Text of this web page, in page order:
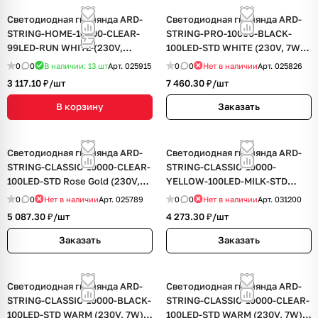
Светодиодная гирлянда ARD-
STRING-HOME-10000-CLEAR-
99LED-RUN WHITE (230V,
10.5W) (Ardecoled, IP20, 1 год)
0 0 В наличии: 13 штАрт. 025915
3 117.10 ₽/шт
В корзину
Светодиодная гирлянда ARD-
STRING-PRO-10000-BLACK-
100LED-STD WHITE (230V, 7W)
(Ardecoled, IP65, 2 года)
0 0 Нет в наличииАрт. 025826
7 460.30 ₽/шт
Заказать
Светодиодная гирлянда ARD-
STRING-CLASSIC-10000-CLEAR-
100LED-STD Rose Gold (230V,
7W) (Ardecoled, IP65)
0 0 Нет в наличииАрт. 025789
5 087.30 ₽/шт
Заказать
Светодиодная гирлянда ARD-
STRING-CLASSIC-10000-
YELLOW-100LED-MILK-STD
Yellow (230V, 7W) (Ardecoled,
0 0 Нет в наличииАрт. 031200
4 273.30 ₽/шт
Заказать
Светодиодная гирлянда ARD-
STRING-CLASSIC-10000-BLACK-
100LED-STD WARM (230V, 7W)
Светодиодная гирлянда ARD-
STRING-CLASSIC-10000-CLEAR-
100LED-STD WARM (230V, 7W)